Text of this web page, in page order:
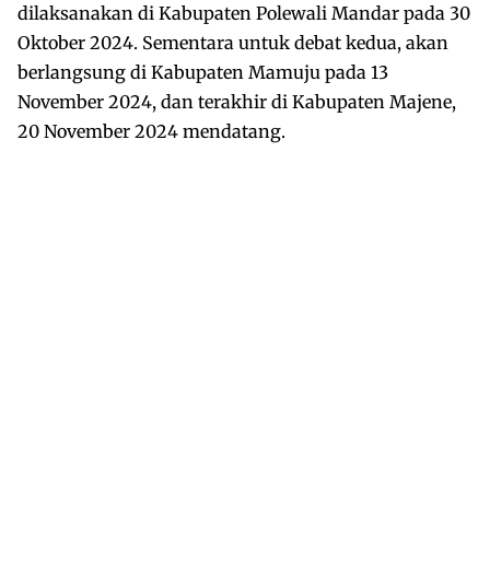
dilaksanakan di Kabupaten Polewali Mandar pada 30
Oktober 2024. Sementara untuk debat kedua, akan
berlangsung di Kabupaten Mamuju pada 13
November 2024, dan terakhir di Kabupaten Majene,
20 November 2024 mendatang.